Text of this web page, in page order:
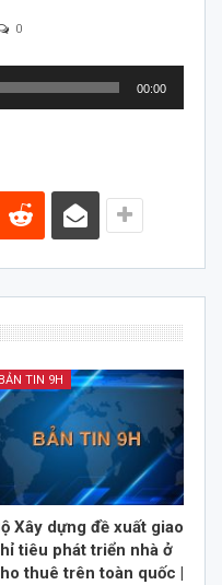
0
00:00
BẢN TIN 9H
Xây dựng đề xuất giao
tiêu phát triển nhà ở
thuê trên toàn quốc |